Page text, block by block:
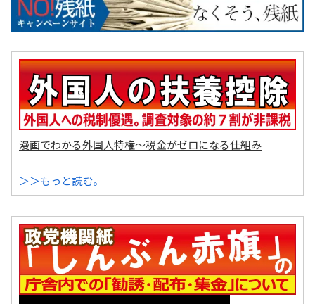
漫画でわかる外国人特権～税金がゼロになる仕組み
＞＞もっと読む。